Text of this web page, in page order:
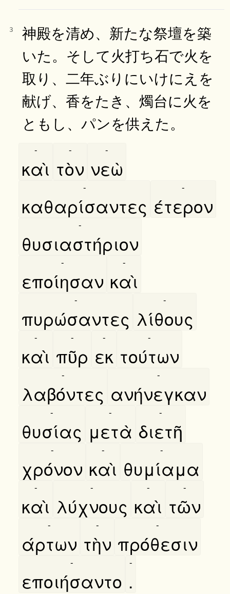
3
神殿を清め、新たな祭壇を築
いた。そして火打ち石で火を
取り、二年ぶりにいけにえを
献げ、香をたき、燭台に火を
ともし、パンを供えた。
καὶ
-
τὸν
-
νεὼ
-
καθαρίσαντες
-
έτερον
-
θυσιαστήριον
-
εποίησαν
-
καὶ
-
πυρώσαντες
-
λίθους
-
καὶ
-
πῦρ
-
εκ
-
τούτων
-
λαβόντες
-
ανήνεγκαν
-
θυσίας
-
μετὰ
-
διετῆ
-
χρόνον
-
καὶ
-
θυμίαμα
-
καὶ
-
λύχνους
-
καὶ
-
τῶν
-
άρτων
-
τὴν
-
πρόθεσιν
-
εποιήσαντο
-
.
-